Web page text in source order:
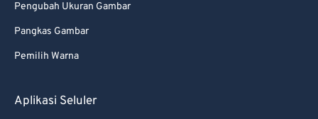
Pengubah Ukuran Gambar
Pangkas Gambar
Pemilih Warna
Aplikasi Seluler